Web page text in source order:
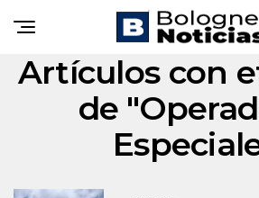
Artículos con
de